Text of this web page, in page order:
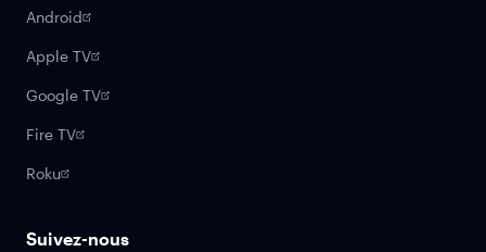
Android
Apple TV
Google TV
Fire TV
Roku
Suivez-nous